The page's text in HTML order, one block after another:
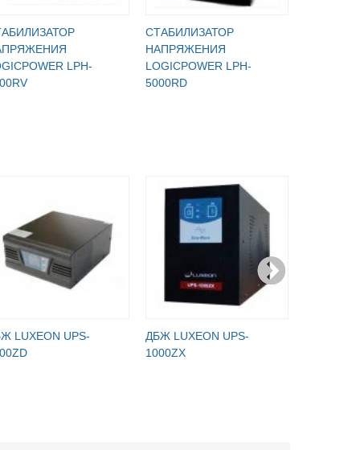
LPH-
СТАБИЛИЗАТОР
НАПРЯЖЕНИЯ
LOGICPOWER LPH-
5000RD
LUXEON UPS-
ДБЖ LUXEON UPS-
1000ZX